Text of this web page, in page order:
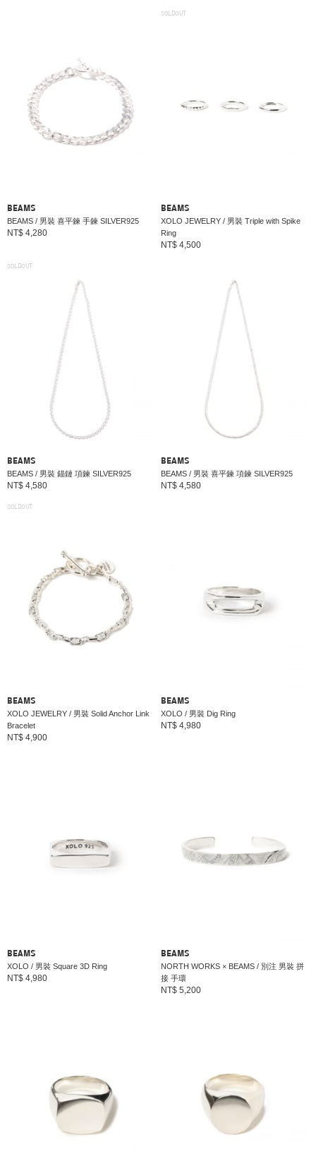
BEAMS
BEAMS / 男裝 喜平鍊 手鍊 SILVER925
NT$ 4,280
SOLDOUT
BEAMS
XOLO JEWELRY / 男裝 Triple with Spike
Ring
NT$ 4,500
SOLDOUT
BEAMS
BEAMS / 男裝 錨鏈 項鍊 SILVER925
NT$ 4,580
BEAMS
BEAMS / 男裝 喜平鍊 項鍊 SILVER925
NT$ 4,580
SOLDOUT
BEAMS
XOLO JEWELRY / 男裝 Solid Anchor Link
Bracelet
NT$ 4,900
BEAMS
XOLO / 男裝 Dig Ring
NT$ 4,980
BEAMS
XOLO / 男裝 Square 3D Ring
NT$ 4,980
BEAMS
NORTH WORKS × BEAMS / 別注 男裝 拼
接 手環
NT$ 5,200